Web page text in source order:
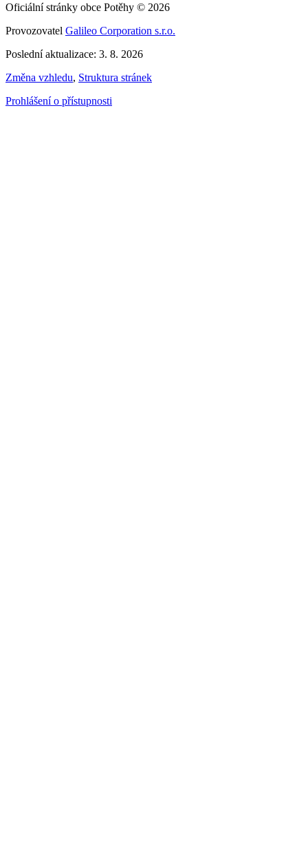
Oficiální stránky obce Potěhy © 2026
Provozovatel Galileo Corporation s.r.o.
Poslední aktualizace: 3. 8. 2026
Změna vzhledu, Struktura stránek
Prohlášení o přístupnosti